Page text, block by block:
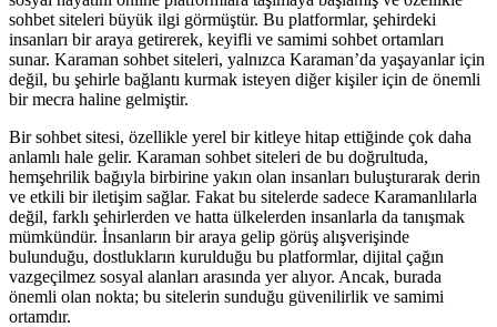
sohbet siteleri büyük ilgi görmüştür. Bu platformlar, şehirdeki
insanları bir araya getirerek, keyifli ve samimi sohbet ortamları
sunar. Karaman sohbet siteleri, yalnızca Karaman’da yaşayanlar için
değil, bu şehirle bağlantı kurmak isteyen diğer kişiler için de önemli
bir mecra haline gelmiştir.
Bir sohbet sitesi, özellikle yerel bir kitleye hitap ettiğinde çok daha
anlamlı hale gelir. Karaman sohbet siteleri de bu doğrultuda,
hemşehrilik bağıyla birbirine yakın olan insanları buluşturarak derin
ve etkili bir iletişim sağlar. Fakat bu sitelerde sadece Karamanlılarla
değil, farklı şehirlerden ve hatta ülkelerden insanlarla da tanışmak
mümkündür. İnsanların bir araya gelip görüş alışverişinde
bulunduğu, dostlukların kurulduğu bu platformlar, dijital çağın
vazgeçilmez sosyal alanları arasında yer alıyor. Ancak, burada
önemli olan nokta; bu sitelerin sunduğu güvenilirlik ve samimi
ortamdır.